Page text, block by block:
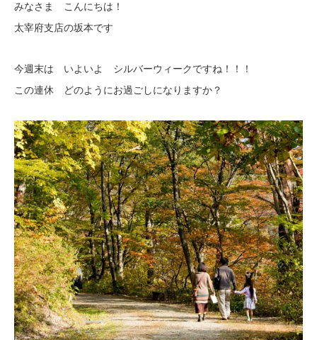
みなさま こんにちは！
太宰府支店の坂本です
今週末は いよいよ シルバーウィークですね！！！
この連休 どのようにお過ごしになりますか？